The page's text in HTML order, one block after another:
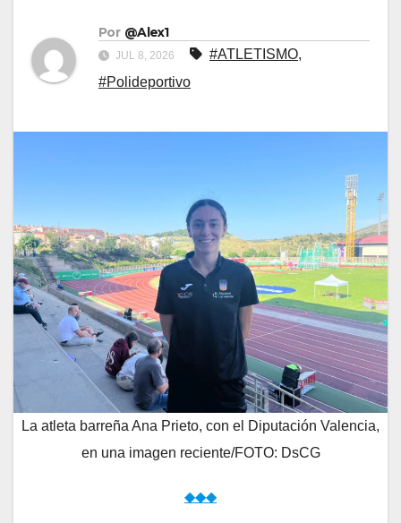
Por @Alex1
JUL 8, 2026 #ATLETISMO,
#Polideportivo
La atleta barreña Ana Prieto, con el Diputación Valencia,
en una imagen reciente/FOTO: DsCG
◆◆◆